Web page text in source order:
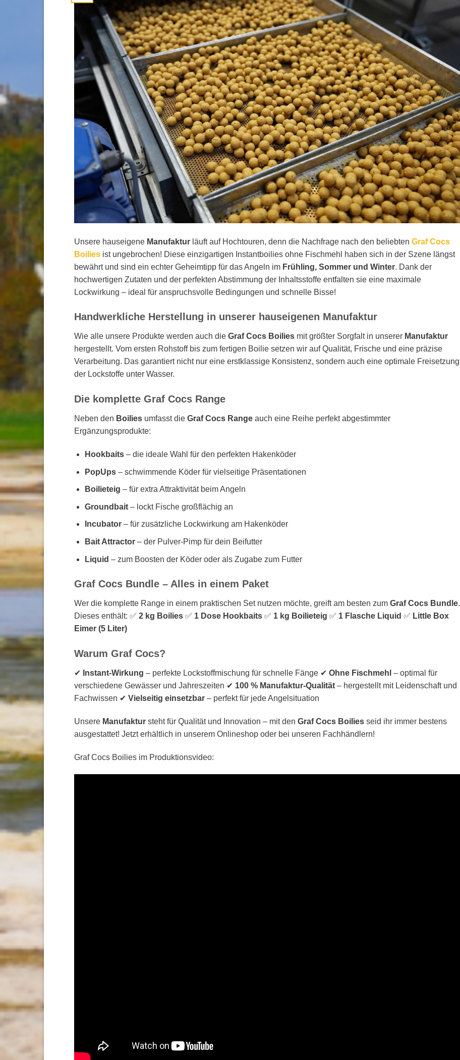
Unsere hauseigene Manufaktur läuft auf Hochtouren, denn die Nachfrage nach den beliebten Graf Cocs
Boilies ist ungebrochen! Diese einzigartigen Instantboilies ohne Fischmehl haben sich in der Szene längst
bewährt und sind ein echter Geheimtipp für das Angeln im Frühling, Sommer und Winter. Dank der
hochwertigen Zutaten und der perfekten Abstimmung der Inhaltsstoffe entfalten sie eine maximale
Lockwirkung – ideal für anspruchsvolle Bedingungen und schnelle Bisse!
Handwerkliche Herstellung in unserer hauseigenen Manufaktur
Wie alle unsere Produkte werden auch die Graf Cocs Boilies mit größter Sorgfalt in unserer Manufaktur
hergestellt. Vom ersten Rohstoff bis zum fertigen Boilie setzen wir auf Qualität, Frische und eine präzise
Verarbeitung. Das garantiert nicht nur eine erstklassige Konsistenz, sondern auch eine optimale Freisetzung
der Lockstoffe unter Wasser.
Die komplette Graf Cocs Range
Neben den Boilies umfasst die Graf Cocs Range auch eine Reihe perfekt abgestimmter
Ergänzungsprodukte:
Hookbaits– die ideale Wahl für den perfekten Hakenköder
PopUps– schwimmende Köder für vielseitige Präsentationen
Boilieteig – für extra Attraktivität beim Angeln
Groundbait– lockt Fische großflächig an
Incubator– für zusätzliche Lockwirkung am Hakenköder
Bait Attractor– der Pulver-Pimp für dein Beifutter
Liquid – zum Boosten der Köder oder als Zugabe zum Futter
Graf Cocs Bundle – Alles in einem Paket
Wer die komplette Range in einem praktischen Set nutzen möchte, greift am besten zum Graf Cocs Bundle.
Dieses enthält: ✅ 2 kg Boilies ✅ 1 Dose Hookbaits ✅ 1 kg Boilieteig ✅ 1 Flasche Liquid ✅ Little Box
Eimer (5 Liter)
Warum Graf Cocs?
✔ Instant-Wirkung – perfekte Lockstoffmischung für schnelle Fänge ✔ Ohne Fischmehl – optimal für
verschiedene Gewässer und Jahreszeiten ✔ 100 % Manufaktur-Qualität – hergestellt mit Leidenschaft und
Fachwissen ✔ Vielseitig einsetzbar – perfekt für jede Angelsituation
Unsere Manufaktur steht für Qualität und Innovation – mit den Graf Cocs Boilies seid ihr immer bestens
ausgestattet! Jetzt erhältlich in unserem Onlineshop oder bei unseren Fachhändlern!
Graf Cocs Boilies im Produktionsvideo: